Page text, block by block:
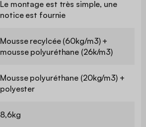
Le montage est très simple, une
notice est fournie
Mousse recylcée (60kg/m3) +
mousse polyuréthane (26k/m3)
Mousse polyuréthane (20kg/m3) +
polyester
8,6kg